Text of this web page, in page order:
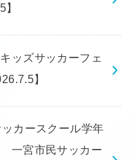
ッズサッカーフェ
】
カースクール学年
宮市民サッカー